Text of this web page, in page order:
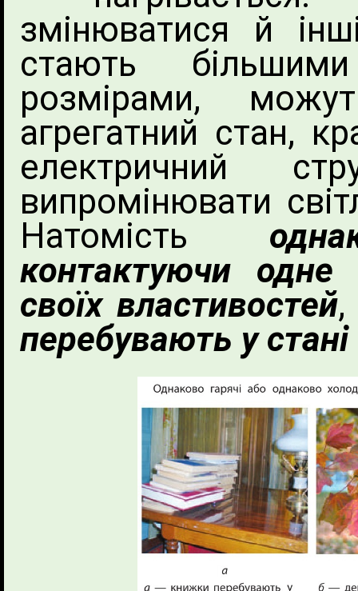
змінюватися й
стають
розмірами,
агрегатний стан,
електричний
випромінювати
Натомість
контактуючи
своїх властивостей,
перебувають у стані